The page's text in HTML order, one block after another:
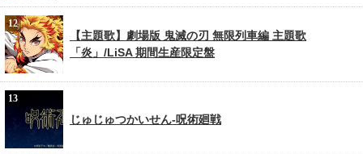
【主題歌】劇場版 鬼滅の刃 無限列車編 主題歌
「炎」/LiSA 期間生産限定盤
じゅじゅつかいせん-呪術廻戦